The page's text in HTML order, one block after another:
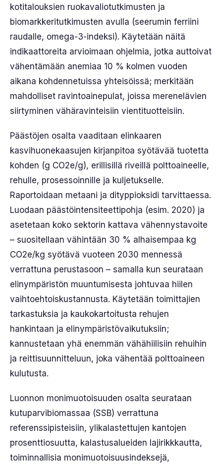
kotitalouksien ruokavaliotutkimusten ja
biomarkkeritutkimusten avulla (seerumin ferriini
raudalle, omega-3-indeksi). Käytetään näitä
indikaattoreita arvioimaan ohjelmia, jotka auttoivat
vähentämään anemiaa 10 % kolmen vuoden
aikana kohdennetuissa yhteisöissä; merkitään
mahdolliset ravintoainepulat, joissa merenelävien
siirtyminen vähäravinteisiin vientituotteisiin.
Päästöjen osalta vaaditaan elinkaaren
kasvihuonekaasujen kirjanpitoa syötävää tuotetta
kohden (g CO2e/g), erillisillä riveillä polttoaineelle,
rehulle, prosessoinnille ja kuljetukselle.
Raportoidaan metaani ja dityppioksidi tarvittaessa.
Luodaan päästöintensiteettipohja (esim. 2020) ja
asetetaan koko sektorin kattava vähennystavoite
– suositellaan vähintään 30 % alhaisempaa kg
CO2e/kg syötävä vuoteen 2030 mennessä
verrattuna perustasoon – samalla kun seurataan
elinympäristön muuntumisesta johtuvaa hiilen
vaihtoehtoiskustannusta. Käytetään toimittajien
tarkastuksia ja kaukokartoitusta rehujen
hankintaan ja elinympäristövaikutuksiin;
kannustetaan yhä enemmän vähähiilisiin rehuihin
ja reittisuunnitteluun, joka vähentää polttoaineen
kulutusta.
Luonnon monimuotoisuuden osalta seurataan
kutuparvibiomassaa (SSB) verrattuna
referenssipisteisiin, ylikalastettujen kantojen
prosenttiosuutta, kalastusalueiden lajirikkkautta,
toiminnallisia monimuotoisuusindeksejä,